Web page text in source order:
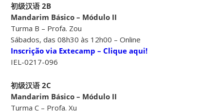
初级汉语 2B
Mandarim Básico – Módulo II
Turma B – Profa. Zou
Sábados, das 08h30 às 12h00 – Online
Inscrição via Extecamp – Clique aqui!
IEL-0217-096
初级汉语 2C
Mandarim Básico – Módulo II
Turma C – Profa. Xu